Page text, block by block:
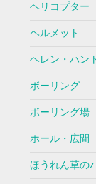
ヘリコプター
ヘルメット
ヘレン・ハン
ボーリング
ボーリング場
ホール・広間
ほうれん草の